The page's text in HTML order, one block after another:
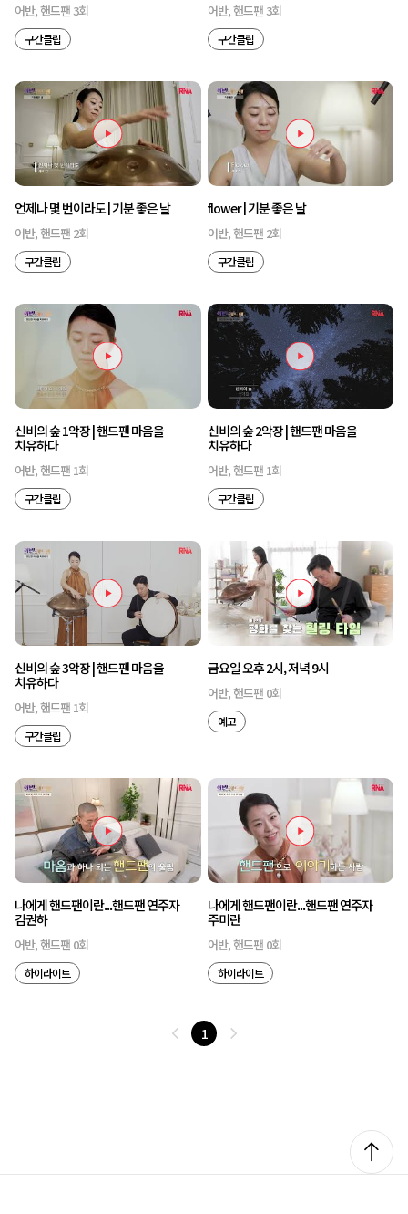
어반, 핸드팬 3회
구간클립
어반, 핸드팬 3회
구간클립
언제나 몇 번이라도 | 기분 좋은 날
어반, 핸드팬 2회
구간클립
flower | 기분 좋은 날
어반, 핸드팬 2회
구간클립
신비의 숲 1악장 | 핸드팬 마음을
치유하다
어반, 핸드팬 1회
구간클립
신비의 숲 2악장 | 핸드팬 마음을
치유하다
어반, 핸드팬 1회
구간클립
신비의 숲 3악장 | 핸드팬 마음을
치유하다
어반, 핸드팬 1회
구간클립
금요일 오후 2시, 저녁 9시
어반, 핸드팬 0회
예고
나에게 핸드팬이란...핸드팬 연주자
김권하
어반, 핸드팬 0회
하이라이트
나에게 핸드팬이란...핸드팬 연주자
주미란
어반, 핸드팬 0회
하이라이트
1